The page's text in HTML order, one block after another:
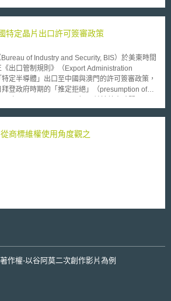
的有效制度，就是對有繳納的所得稅給予減稅，
退補的金額。
動物作為食物之來源、(2)為糧食供應目的而進
品與乳製品；以及(4)禁止以食用為目的自境外
達成全面性食品安全之評估工作」，故對於缺乏
之主體而言，在進行風險評估時，其仍將會不斷
同時，EFSA在該報告中還強調：透過比對複製
物後，其也將面臨「於動物健康及福利方面等重
議會成員指出：將透過歐盟農場動物保護指令
任何由複製動
年1月份時即做出結論，認為：由複製牛、豬、
特定晶片出口許可簽審政策
of Industry and Security, BIS）於美東時間
出口管制規則》（Export Administration
定半導體」出口至中國與澳門的許可簽審政策，
登政府時期的「推定拒絕」（presumption of
低於21,000，且動態隨機存取記憶體
途、最終使用人查核與流向管理標準。建議出口
後，積極與供應鏈夥伴建立良好法遵機制。
商標維權使用角度觀之
作權-以谷阿莫二次創作影片為例